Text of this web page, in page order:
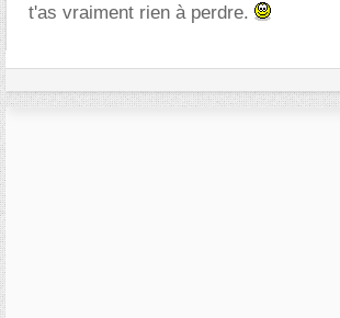
t'as vraiment rien à perdre.